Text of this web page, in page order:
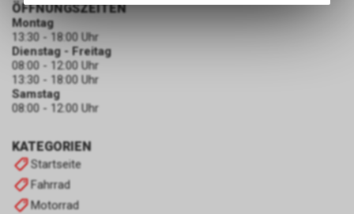
KATEGORIEN
Startseite
Fahrrad
Motorrad
ÖFFNUNGSZEITEN
Montag
13:30 - 18:00 Uhr
Dienstag - Freitag
08:00 - 12:00 Uhr
13:30 - 18:00 Uhr
Samstag
08:00 - 12:00 Uhr